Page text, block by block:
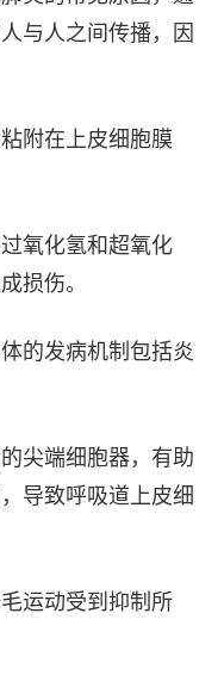
与人之间传播，因
附在上皮细胞膜
氧化氢和超氧化
损伤。
的发病机制包括炎
尖端细胞器，有助
导致呼吸道上皮细
运动受到抑制所